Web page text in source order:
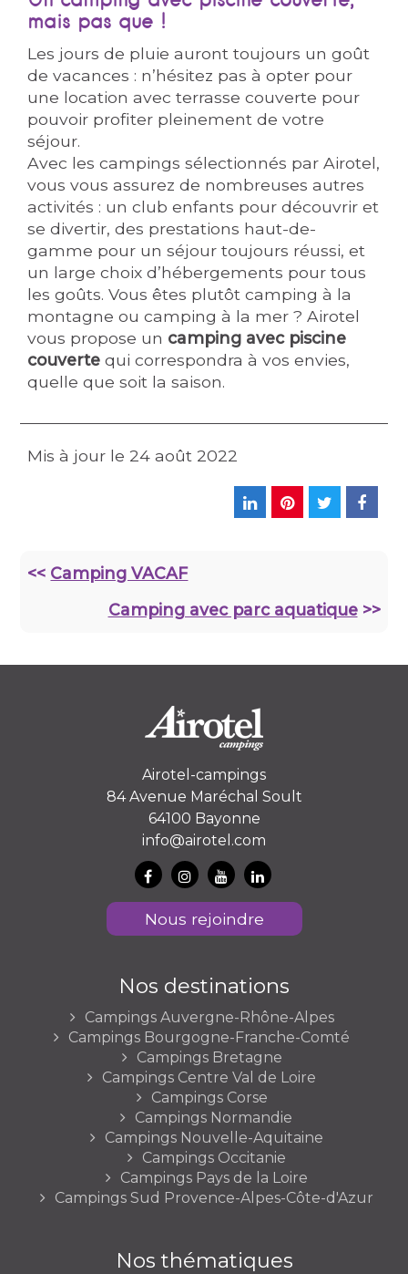
mais pas que !
Les jours de pluie auront toujours un goût
de vacances : n’hésitez pas à opter pour
une location avec terrasse couverte pour
pouvoir profiter pleinement de votre
séjour.
Avec les campings sélectionnés par Airotel,
vous vous assurez de nombreuses autres
activités : un club enfants pour découvrir et
se divertir, des prestations haut-de-
gamme pour un séjour toujours réussi, et
un large choix d’hébergements pour tous
les goûts. Vous êtes plutôt camping à la
montagne ou camping à la mer ? Airotel
vous propose un camping avec piscine
couverte qui correspondra à vos envies,
quelle que soit la saison.
Mis à jour le 24 août 2022
<< Camping VACAF
Camping avec parc aquatique>>
Airotel-campings
84 Avenue Maréchal Soult
64100 Bayonne
info@airotel.com
Nous rejoindre
Nos destinations
Campings Auvergne-Rhône-Alpes
Campings Bourgogne-Franche-Comté
Campings Bretagne
Campings Centre Val de Loire
Campings Corse
Campings Normandie
Campings Nouvelle-Aquitaine
Campings Occitanie
Campings Pays de la Loire
Campings Sud Provence-Alpes-Côte-d'Azur
Nos thématiques